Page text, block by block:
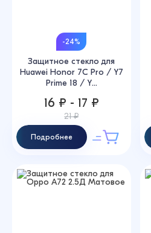
-24%
Защитное стекло для
Huawei Honor 7C Pro / Y7
Prime 18 / Y...
16 ₽ - 17 ₽
21 ₽
Подробнее